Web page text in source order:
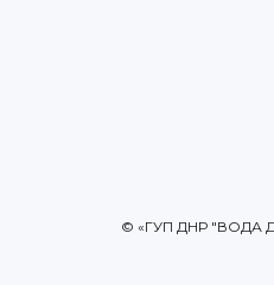
© «ГУП ДНР "ВОДА